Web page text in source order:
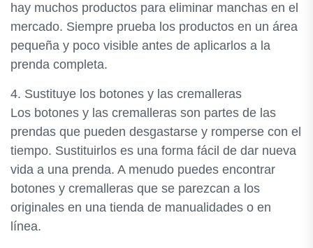
hay muchos productos para eliminar manchas en el
mercado. Siempre prueba los productos en un área
pequeña y poco visible antes de aplicarlos a la
prenda completa.
4. Sustituye los botones y las cremalleras
Los botones y las cremalleras son partes de las
prendas que pueden desgastarse y romperse con el
tiempo. Sustituirlos es una forma fácil de dar nueva
vida a una prenda. A menudo puedes encontrar
botones y cremalleras que se parezcan a los
originales en una tienda de manualidades o en
línea.